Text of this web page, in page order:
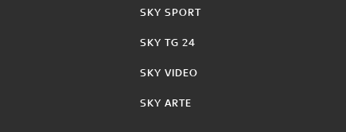
SKY SPORT
SKY TG 24
SKY VIDEO
SKY ARTE